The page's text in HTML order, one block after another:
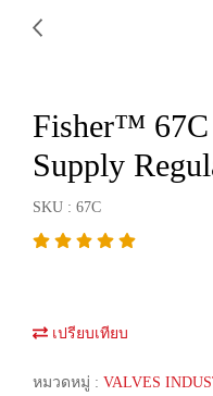
Fisher™ 67C
Supply
SKU : 67C
เปรียบเทียบ
หมวดหมู่ : VALVES